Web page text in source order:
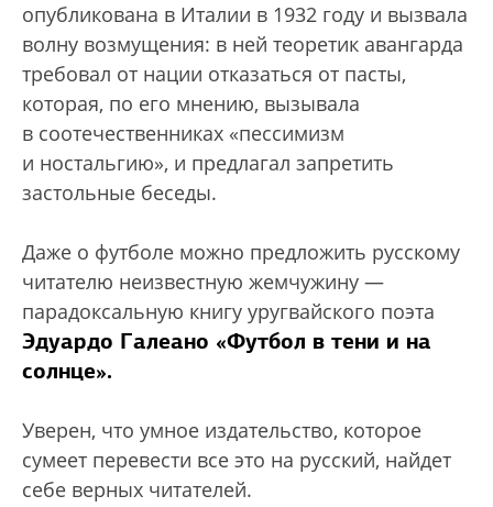
опубликована в Италии в 1932 году и вызвала
волну возмущения: в ней теоретик авангарда
требовал от нации отказаться от пасты,
которая, по его мнению, вызывала
в соотечественниках «пессимизм
и ностальгию», и предлагал запретить
застольные беседы.
Даже о футболе можно предложить русскому
читателю неизвестную жемчужину —
парадоксальную книгу уругвайского поэта
Эдуардо Галеано «Футбол в тени и на
солнце».
Уверен, что умное издательство, которое
сумеет перевести все это на русский, найдет
себе верных читателей.